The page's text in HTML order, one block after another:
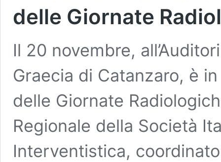
delle Giornate
Il 20 novembre,
Graecia di Catanzaro, è
delle Giornate
Regionale della Società
Interventistica,